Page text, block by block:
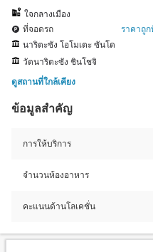
ใจกลางเมือง
ที่จอดรถ
ราคาถู
นาริตะซัง โอโมเตะ ซันโด
วัดนาริตะซัง ชินโชจิ
ดูสถานที่ใกล้เคียง
ข้อมูลสำคัญ
การให้บริการ
จำนวนห้องอาหาร
คะแนนด้านโลเคชั่น